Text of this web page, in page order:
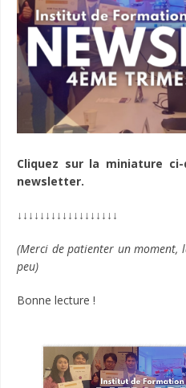
Cliquez sur la miniature
newsletter.
↓↓↓↓↓↓↓↓↓↓↓↓↓↓↓↓↓↓
(Merci de patienter un
peu)
Bonne lecture !